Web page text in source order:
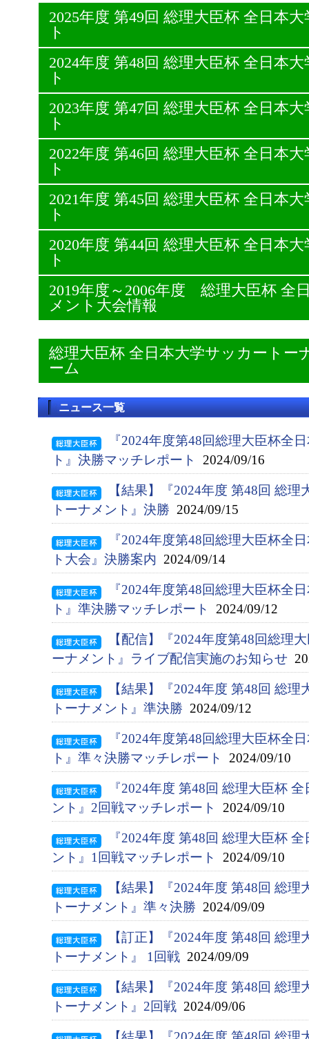
2025年度 第49回 総理大臣杯 全日本
ト
2024年度 第48回 総理大臣杯 全日本
ト
2023年度 第47回 総理大臣杯 全日本
ト
2022年度 第46回 総理大臣杯 全日本
ト
2021年度 第45回 総理大臣杯 全日本
ト
2020年度 第44回 総理大臣杯 全日本
ト
2019年度～2006年度 総理大臣杯 全
メント大会情報
総理大臣杯 全日本大学サッカート
ーム
ニュース一覧
『2024年度第48回総理大臣杯全
ト』決勝マッチレポート
2024/09/16
【結果】『2024年度 第48回 総
トーナメント』決勝 2024/09/15
『2024年度第48回総理大臣杯全
ト大会』決勝案内 2024/09/14
『2024年度第48回総理大臣杯全
ト』準決勝マッチレポート
2024/09/12
【配信】『2024年度第48回総理
ーナメント』ライブ配信実施のお知らせ
【結果】『2024年度 第48回 総
トーナメント』準決勝 2024/09/12
『2024年度第48回総理大臣杯全
ト』準々決勝マッチレポート
2024/09/10
『2024年度 第48回 総理大臣杯
ント』2回戦マッチレポート
2024/09/10
『2024年度 第48回 総理大臣杯
ント』1回戦マッチレポート
2024/09/10
【結果】『2024年度 第48回 総
トーナメント』準々決勝 2024/09/09
【訂正】『2024年度 第48回 総
トーナメント』 1回戦 2024/09/09
【結果】『2024年度 第48回 総
トーナメント』2回戦 2024/09/06